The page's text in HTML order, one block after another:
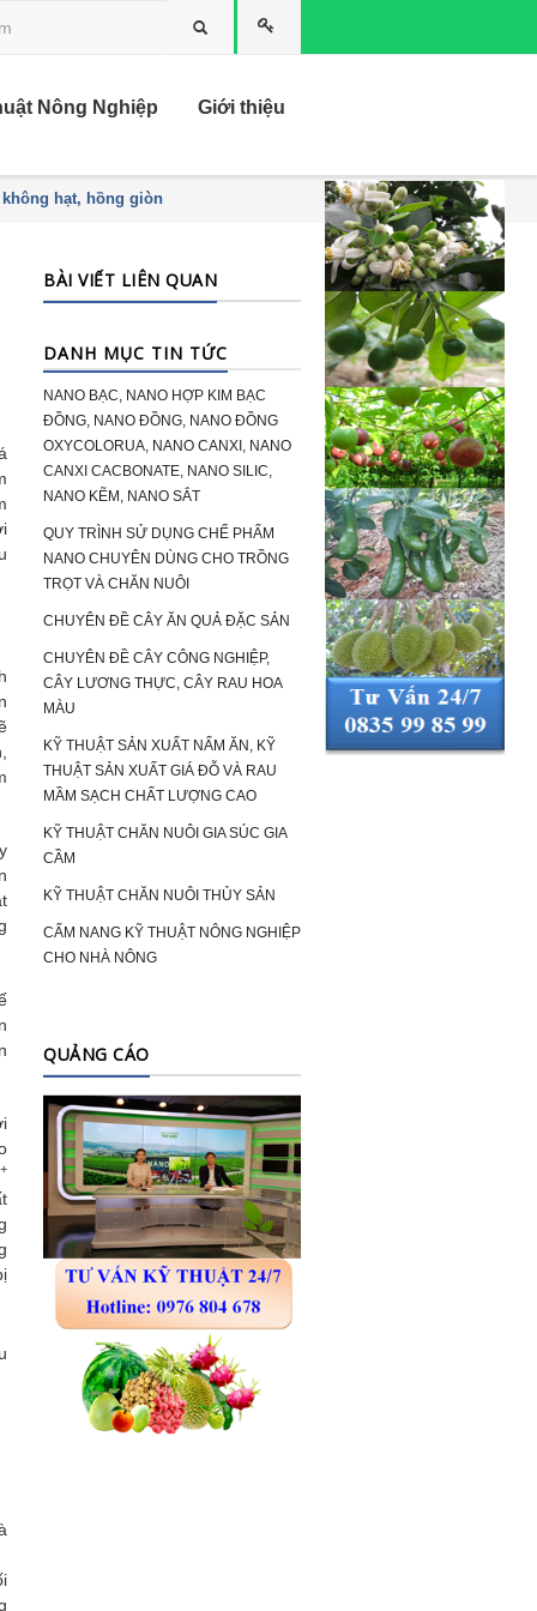
Tìm kiếm
Nông Nghiệp Giới thiệu
hạt, hồng giòn
+
BÀI VIẾT LIÊN QUAN
DANH MỤC TIN TỨC
NANO BẠC, NANO HỢP KIM BẠC
ĐỒNG, NANO ĐỒNG, NANO ĐỒNG
OXYCOLORUA, NANO CANXI, NANO
CANXI CACBONATE, NANO SILIC,
NANO KẼM, NANO SẮT
QUY TRÌNH SỬ DỤNG CHẾ PHẨM
NANO CHUYÊN DÙNG CHO TRỒNG
TRỌT VÀ CHĂN NUÔI
CHUYÊN ĐỀ CÂY ĂN QUẢ ĐẶC SẢN
CHUYÊN ĐỀ CÂY CÔNG NGHIỆP,
CÂY LƯƠNG THỰC, CÂY RAU HOA
MÀU
KỸ THUẬT SẢN XUẤT NẤM ĂN, KỸ
THUẬT SẢN XUẤT GIÁ ĐỖ VÀ RAU
MẦM SẠCH CHẤT LƯỢNG CAO
KỸ THUẬT CHĂN NUÔI GIA SÚC GIA
CẦM
KỸ THUẬT CHĂN NUÔI THỦY SẢN
CẨM NANG KỸ THUẬT NÔNG NGHIỆP
CHO NHÀ NÔNG
QUẢNG CÁO